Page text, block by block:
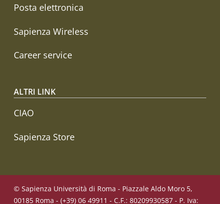
Posta elettronica
Sapienza Wireless
Career service
ALTRI LINK
CIAO
Sapienza Store
© Sapienza Università di Roma - Piazzale Aldo Moro 5,
00185 Roma - (+39) 06 49911 - C.F.: 80209930587 - P. Iva: